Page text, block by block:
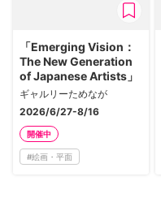
「Emerging Vision：
The New Generation
of Japanese Artists」
ギャルリーためなが
2026/6/27-8/16
開催中
#絵画・平面